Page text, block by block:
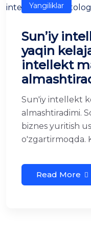
Yangiliklar
Sun’iy
yaqin
intellekt
Sun'iy intellekt
almashtiradimi.
biznes yuritish
o'zgartirmoqda.
Read More